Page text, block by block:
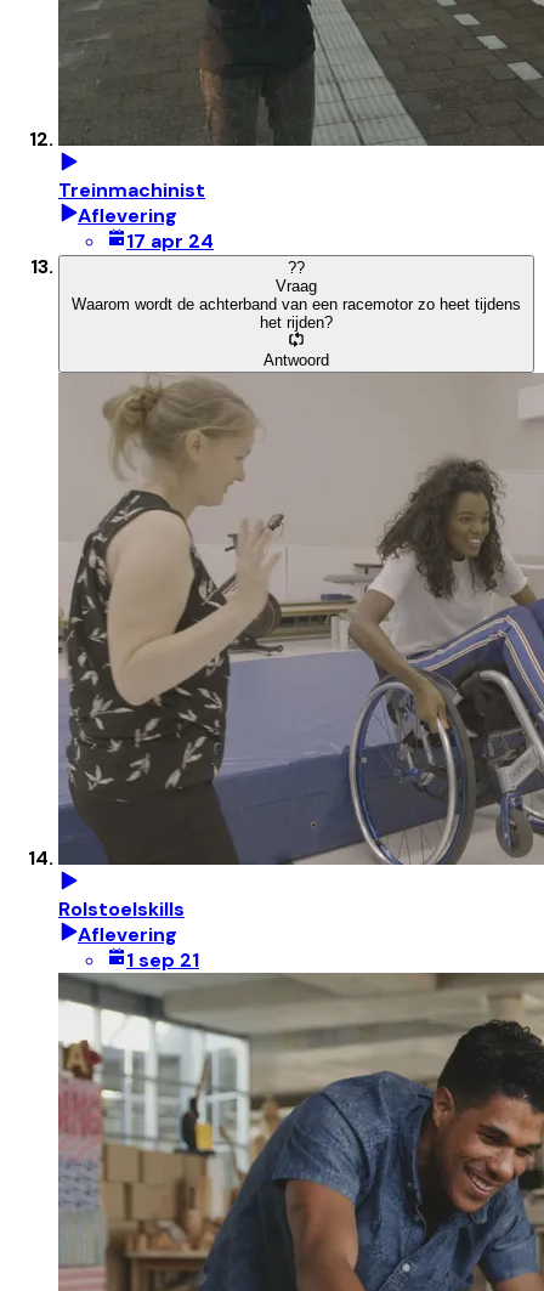
Treinmachinist
Aflevering
17 apr 24
??
Vraag
Waarom wordt de achterband van een racemotor zo heet tijdens
het rijden?
Antwoord
Rolstoelskills
Aflevering
1 sep 21